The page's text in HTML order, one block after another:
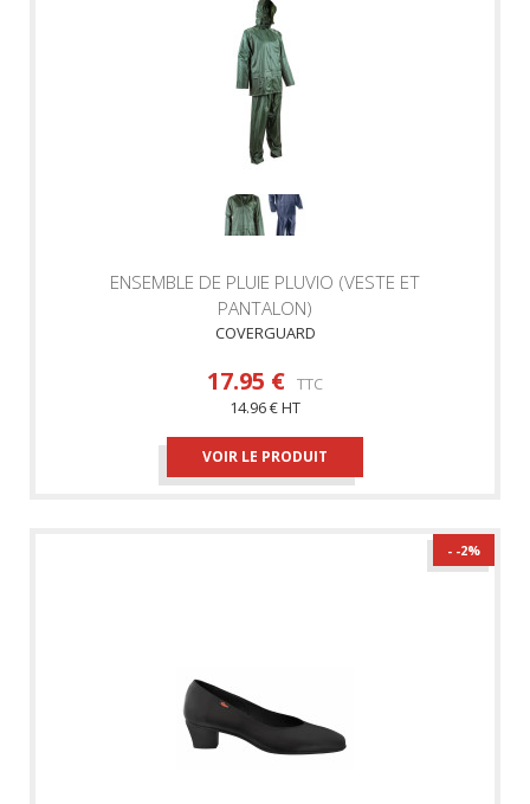
ENSEMBLE DE PLUIE PLUVIO (VESTE ET
PANTALON)
COVERGUARD
17.95 € TTC
14.96 € HT
VOIR LE PRODUIT
- -2%